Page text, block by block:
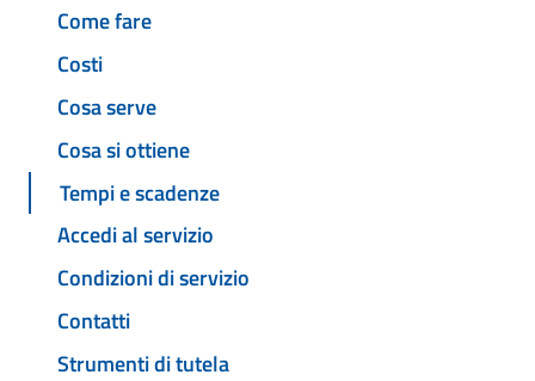
Come fare
Costi
Cosa serve
Cosa si ottiene
Tempi e scadenze
Accedi al servizio
Condizioni di servizio
Contatti
Strumenti di tutela